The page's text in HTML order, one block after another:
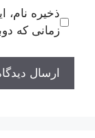
ذخیره نام،
زمانی که